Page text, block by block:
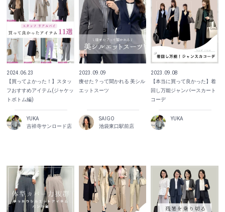
2024.06.23
【買ってよかった！】スタッ
フおすすめアイテム(ジャケッ
トボトム編)
YUKA
吉祥寺サンロード店
2023.09.09
痩せた？って聞かれる 美シル
エットスーツ
SAIGO
池袋東口駅前店
2023.09.08
【本当に買って良かった】着
回し万能ジャンパースカート
コーデ
YUKA